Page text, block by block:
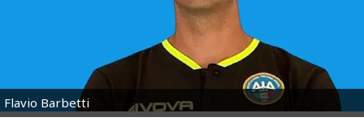
Flavio Barbetti